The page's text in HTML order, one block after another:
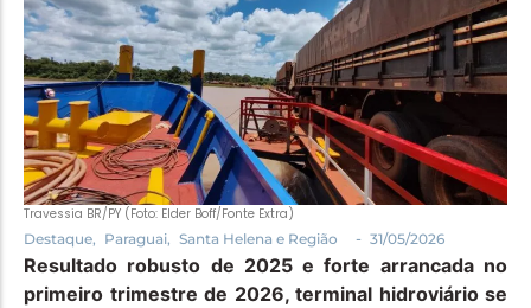
Saúde e Bem-Estar
Travessia BR/PY (Foto: Elder Boff/Fonte Extra)
Destaque, Paraguai, Santa Helena e Região - 31/05/2026
Resultado robusto de 2025 e forte arrancada no
primeiro trimestre de 2026, terminal hidroviário se